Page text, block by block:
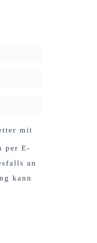
mit
per E-
an
kann